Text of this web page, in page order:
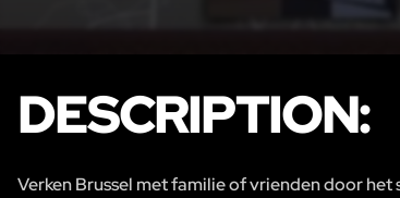
DESCRIPTION:
Verken Brussel met familie of vrienden door